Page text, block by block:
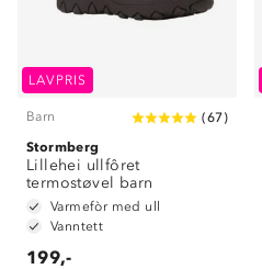
LAVPRIS
Barn (67)
Stormberg
Lillehei ullfôret
termostøvel barn
Varmefòr med ull
Vanntett
199,-